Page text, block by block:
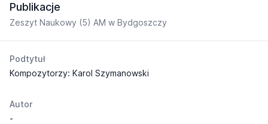
Publikacje
Zeszyt Naukowy (5) AM w Bydgoszczy
Podtytuł
Kompozytorzy: Karol Szymanowski
Autor
-